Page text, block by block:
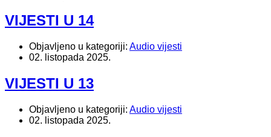
VIJESTI U 14
Objavljeno u kategoriji: Audio vijesti
02. listopada 2025.
VIJESTI U 13
Objavljeno u kategoriji: Audio vijesti
02. listopada 2025.